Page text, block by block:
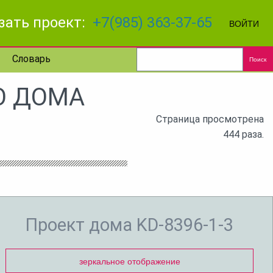
проект: +7(985) 363-37-65 ВОЙТИ
Словарь Поиск
ДОМА
Страница просмотрена
444 раза.
Проект дома KD-8396-1-3
зеркальное отображение